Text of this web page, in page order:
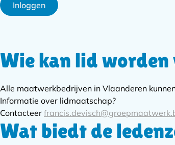
Inloggen
Subnavigatie
Wie kan lid
Alle maatwerkbedrijven in Vlaanderen
Informatie over lidmaatschap?
Contacteer
Wat biedt de